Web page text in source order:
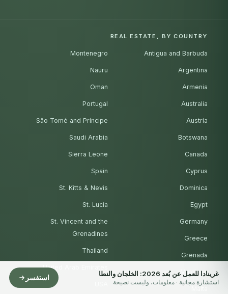
غرينادا للعمل عن بُعد 2026: الخلجان والنطا
استشارة مجانية · معلومات، وليست نصيحة
استفسر
REAL ESTATE, BY COUNTRY
Antigua and Barbuda
Argentina
Armenia
Australia
Austria
Botswana
Canada
Cyprus
Dominica
Egypt
Germany
Greece
Grenada
Maldives
Montenegro
Nauru
Oman
Portugal
São Tomé and Príncipe
Saudi Arabia
Sierra Leone
Spain
St. Kitts & Nevis
St. Lucia
St. Vincent and the
Grenadines
Thailand
United Arab Emirates